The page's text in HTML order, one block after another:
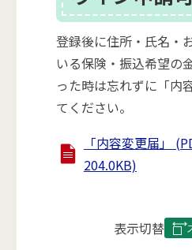
登録後に住所・氏名・
いる保険・振込希望の
った時は忘れずに「内
てください。
「内容変更届」
204.0KB)
表
表示切替